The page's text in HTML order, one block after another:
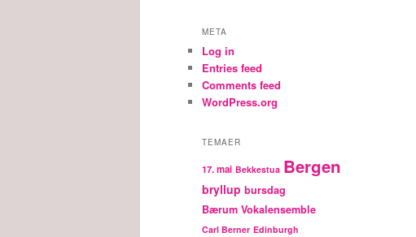
META
Log in
Entries feed
Comments feed
WordPress.org
TEMAER
17. mai Bekkestua Bergen
bryllup bursdag
Bærum Vokalensemble
Carl Berner Edinburgh